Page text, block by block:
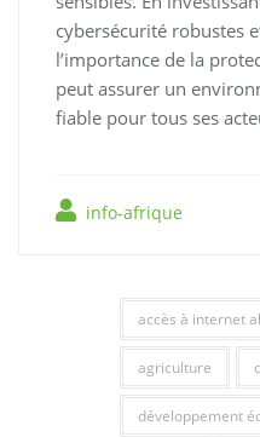
cybersécurité robustes
l’importance de la
peut assurer un
fiable pour tous ses
info-afrique
accès à internet
agriculture
développement